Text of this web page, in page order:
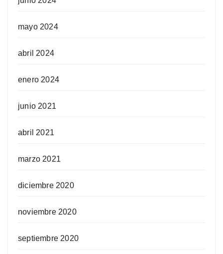
mayo 2024
abril 2024
enero 2024
junio 2021
abril 2021
marzo 2021
diciembre 2020
noviembre 2020
septiembre 2020